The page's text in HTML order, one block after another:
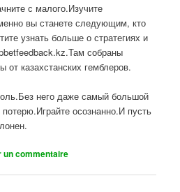
с малого.Изучите
вы станете следующим, кто
узнать больше о стратегиях и
собраны
казахстанских гемблеров.
него даже самый большой
осознанно.И пусть
un commentaire